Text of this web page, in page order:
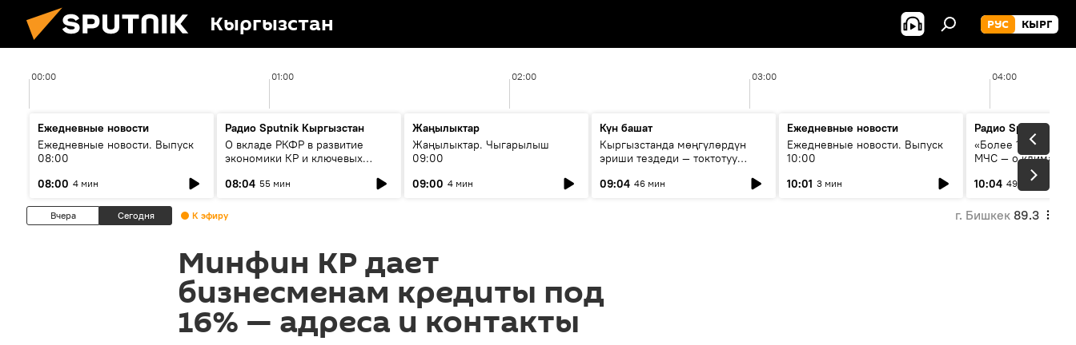
Кыргызстан РУС КЫРГ
00:00 01:00 02:00 03:00 04:00
Ежедневные новости
Ежедневные новости. Выпуск
08:00
08:00 4 мин
Радио Sputnik Кыргызстан
О вкладе РКФР в развитие
экономики КР и ключевых
08:04 55 мин
Жаңылыктар
Жаңылыктар. Чыгарылыш
09:00
09:00 4 мин
Күн башат
Кыргызстанда мөңгүлөрдүн
эриши тездеди — токтотуу
09:04 46 мин
Ежедневные новости
Ежедневные новости. Выпуск
10:00
10:01 3 мин
Радио Sputnik
«Более 1200 сёл в
МЧС — о климате,
системе
населения
10:04 49 мин
Вчера Сегодня К эфиру г. Бишкек 89.3
Минфин КР дает
бизнесменам кредиты под
16% — адреса и контакты